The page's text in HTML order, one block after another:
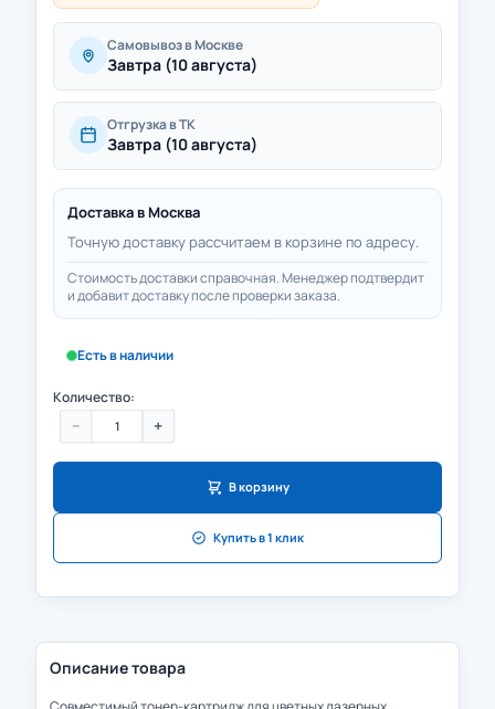
Самовывоз в Москве
Завтра (10 августа)
Отгрузка в ТК
Завтра (10 августа)
Доставка в Москва
Точную доставку рассчитаем в корзине по адресу.
Стоимость доставки справочная. Менеджер подтвердит
и добавит доставку после проверки заказа.
Есть в наличии
Количество:
− +
В корзину
Купить в 1 клик
Описание товара